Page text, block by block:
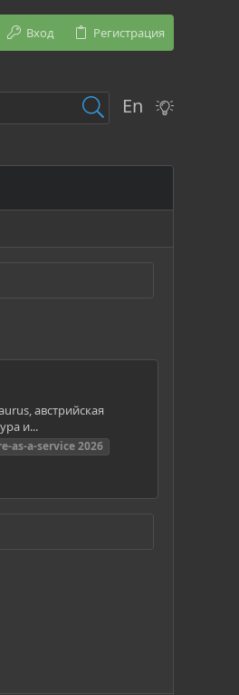
Вход Регистрация
En
австрийская
и...
as-a-service2026